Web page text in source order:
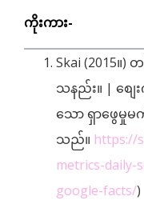
ကိုးကား-
Skai (2015။)
သနည်း။ | စျ
သော ရှာဖွေမှု
သည်။ https://
metrics-daily-
google-facts/)